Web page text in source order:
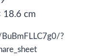
18.6 cm
?